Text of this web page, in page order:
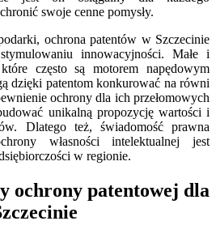
swoje cenne pomysły.
ochrona patentów w Szczecinie
innowacyjności. Małe i
często są motorem napędowym
dzięki patentom konkurować na równi
ochrony dla ich przełomowych
unikalną propozycję wartości i
Dlatego też, świadomość prawna
własności intelektualnej jest
w regionie.
ochrony patentowej dla